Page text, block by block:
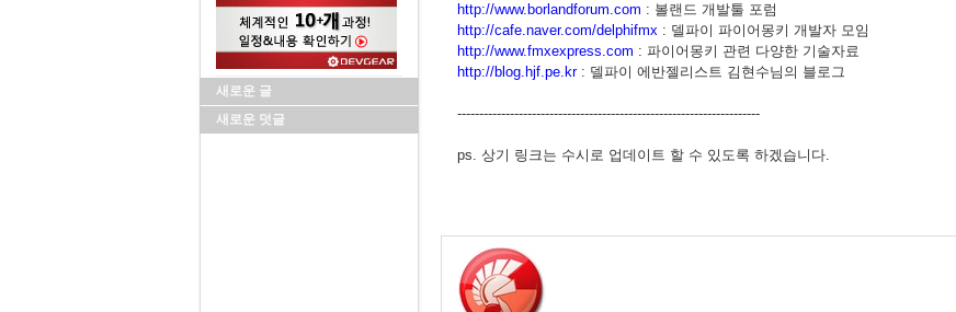
새로운 글
새로운 덧글
http://www.borlandforum.com : 볼랜드 개발툴 포럼
http://cafe.naver.com/delphifmx : 델파이 파이어몽키 개발자 모임
http://www.fmxexpress.com : 파이어몽키 관련 다양한 기술자료
http://blog.hjf.pe.kr: 델파이 에반젤리스트 김현수님의 블로그
---------------------------------------------------------------------
ps. 상기 링크는 수시로 업데이트 할 수 있도록 하겠습니다.